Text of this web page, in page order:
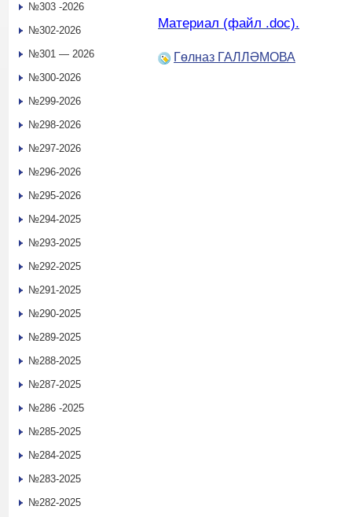
Материал (файл .doc).
Гөлназ ГАЛЛӘМОВА
№303 -2026
№302-2026
№301 — 2026
№300-2026
№299-2026
№298-2026
№297-2026
№296-2026
№295-2026
№294-2025
№293-2025
№292-2025
№291-2025
№290-2025
№289-2025
№288-2025
№287-2025
№286 -2025
№285-2025
№284-2025
№283-2025
№282-2025